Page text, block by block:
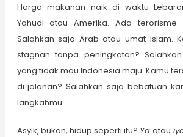
Harga makanan naik di waktu
Yahudi atau Amerika. Ada terorisme
Salahkan saja Arab atau umat Islam.
stagnan tanpa peningkatan?
yang tidak mau Indonesia maju. Kamu
di jalanan? Salahkan saja bebatuan
langkahmu.
Asyik, bukan, hidup seperti itu? Ya atau